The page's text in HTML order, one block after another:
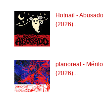
Hotnail - Abusado
(2026)...
planoreal - Mérito
(2026)...